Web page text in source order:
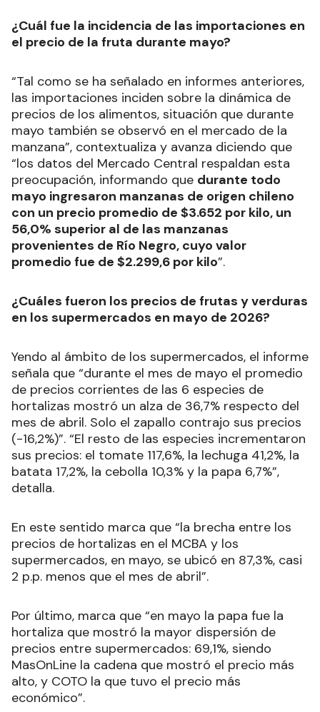
¿Cuál fue la incidencia de las importaciones en
el precio de la fruta durante mayo?
“Tal como se ha señalado en informes anteriores,
las importaciones inciden sobre la dinámica de
precios de los alimentos, situación que durante
mayo también se observó en el mercado de la
manzana”, contextualiza y avanza diciendo que
“los datos del Mercado Central respaldan esta
preocupación, informando que durante todo
mayo ingresaron manzanas de origen chileno
con un precio promedio de $3.652 por kilo, un
56,0% superior al de las manzanas
provenientes de Río Negro, cuyo valor
promedio fue de $2.299,6 por kilo”.
¿Cuáles fueron los precios de frutas y verduras
en los supermercados en mayo de 2026?
Yendo al ámbito de los supermercados, el informe
señala que “durante el mes de mayo el promedio
de precios corrientes de las 6 especies de
hortalizas mostró un alza de 36,7% respecto del
mes de abril. Solo el zapallo contrajo sus precios
(-16,2%)”. “El resto de las especies incrementaron
sus precios: el tomate 117,6%, la lechuga 41,2%, la
batata 17,2%, la cebolla 10,3% y la papa 6,7%”,
detalla.
En este sentido marca que “la brecha entre los
precios de hortalizas en el MCBA y los
supermercados, en mayo, se ubicó en 87,3%, casi
2 p.p. menos que el mes de abril”.
Por último, marca que “en mayo la papa fue la
hortaliza que mostró la mayor dispersión de
precios entre supermercados: 69,1%, siendo
MasOnLine la cadena que mostró el precio más
alto, y COTO la que tuvo el precio más
económico”.